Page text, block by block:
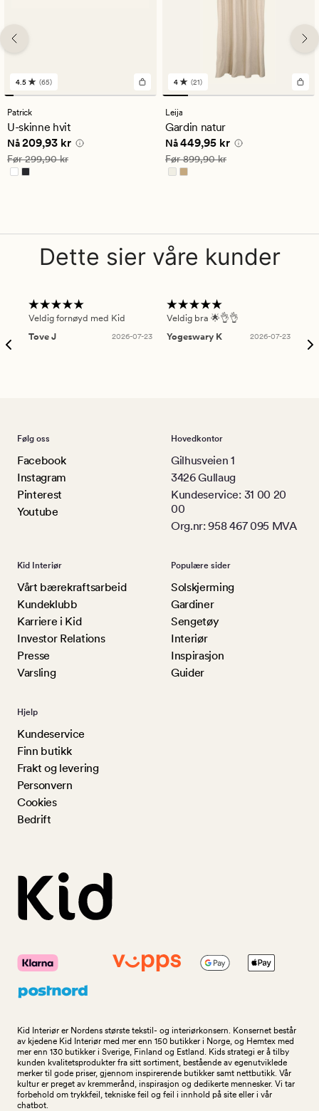
65
anmeldelser
med
en
gjennomsnittlig
vurdering
på
4.5
4.5 (65)
Patrick
U-skinne hvit
Nåværende pris
Nå209,93 kr
Vanlig pris 299,90 kr
Før299,90 kr
21
anmeldelser
med
en
gjennomsnittlig
vurdering
på
4
4 (21)
Leija
Gardin natur
Nåværende pris
Nå449,95 kr
Vanlig pris 899,90 kr
Før899,90 kr
Dette sier våre kunder
Veldig fornøyd med Kid
Tove J
2026-07-23
Veldig bra 🌟👌👌
Yogeswary K
2026-07-23
Følg oss
Facebook
Instagram
Pinterest
Youtube
Hovedkontor
Gilhusveien 1
3426 Gullaug
Kundeservice: 31 00 20
00
Org.nr: 958 467 095 MVA
Kid Interiør
Vårt bærekraftsarbeid
Kundeklubb
Karriere i Kid
Investor Relations
Presse
Varsling
Populære sider
Solskjerming
Gardiner
Sengetøy
Interiør
Inspirasjon
Guider
Hjelp
Kundeservice
Finn butikk
Frakt og levering
Personvern
Cookies
Bedrift
Kid Interiør er Nordens største tekstil- og interiørkonsern. Konsernet består
av kjedene Kid Interiør med mer enn 150 butikker i Norge, og Hemtex med
mer enn 130 butikker i Sverige, Finland og Estland. Kids strategi er å tilby
kunden kvalitetsprodukter fra sitt sortiment, bestående av egenutviklede
merker til gode priser, gjennom inspirerende butikker samt nettbutikk. Vår
kultur er preget av kremmerånd, inspirasjon og dedikerte mennesker. Vi tar
forbehold om trykkfeil, tekniske feil og feil i innhold på site eller i vår
chatbot.